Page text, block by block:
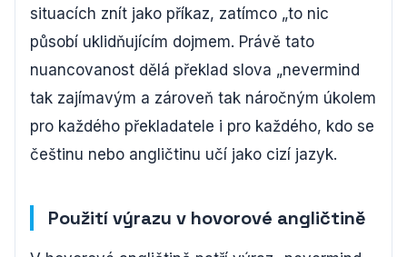
situacích znít jako příkaz, zatímco „to nic
působí uklidňujícím dojmem. Právě tato
nuancovanost dělá překlad slova „nevermind
tak zajímavým a zároveň tak náročným úkolem
pro každého překladatele i pro každého, kdo se
češtinu nebo angličtinu učí jako cizí jazyk.
Použití výrazu v hovorové angličtině